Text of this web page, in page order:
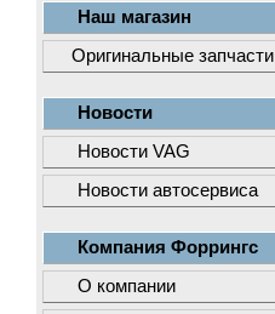
Наш магазин
Оригинальные запчасти
Новости
Новости VAG
Новости автосервиса
Компания Форрингс
О компании